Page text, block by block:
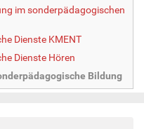
im sonderpädagogischen
Dienste KMENT
Dienste Hören
Bildung